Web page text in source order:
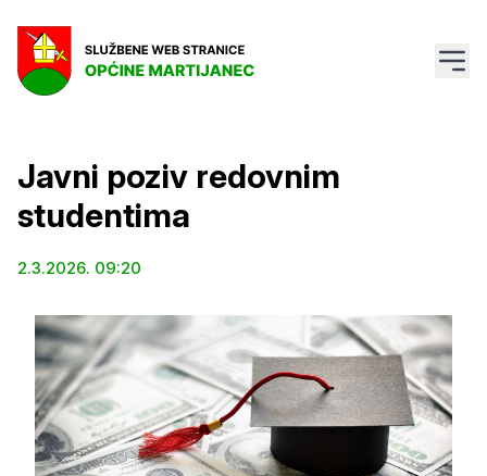
Javni poziv redovnim
studentima
2.3.2026. 09:20